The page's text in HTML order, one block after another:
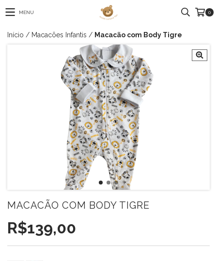
MENU 0
Início / Macacões Infantis / Macacão com Body Tigre
MACACÃO COM BODY TIGRE
R$139,00